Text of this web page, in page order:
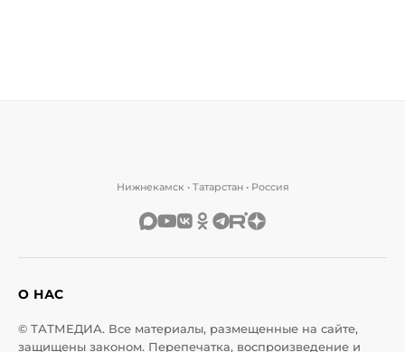
Нижнекамск • Татарстан • Россия
О НАС
© ТАТМЕДИА. Все материалы, размещенные на сайте,
защищены законом. Перепечатка, воспроизведение и